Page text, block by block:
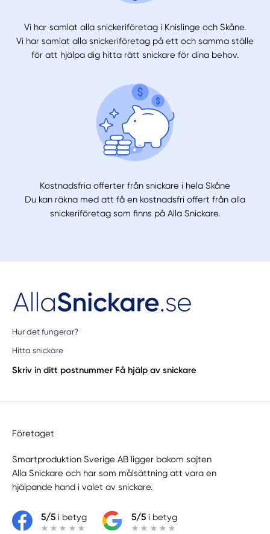
Vi har samlat alla snickeriföretag i Knislinge och Skåne.
Vi har samlat alla snickeriföretag på ett och samma ställe
för att hjälpa dig hitta rätt snickare för dina behov.
Kostnadsfria offerter från snickare i hela Skåne
Du kan räkna med att få en kostnadsfri offert från alla
snickeriföretag som finns på Alla Snickare.
Hur det fungerar?
Hitta snickare
Skriv in ditt postnummer Få hjälp av snickare
Företaget
Smartproduktion Sverige AB ligger bakom sajten
Alla Snickare och har som målsättning att vara en
hjälpande hand i valet av snickare.
5/5i betyg 5/5i betyg